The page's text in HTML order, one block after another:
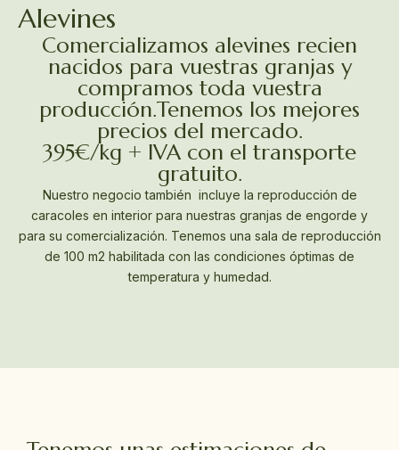
Alevines
Comercializamos alevines recien
nacidos para vuestras granjas y
compramos toda vuestra
producción.Tenemos los mejores
precios del mercado.
395€/kg + IVA con el transporte
gratuito.
Nuestro negocio también incluye la reproducción de
caracoles en interior para nuestras granjas de engorde y
para su comercialización. Tenemos una sala de reproducción
de 100 m2 habilitada con las condiciones óptimas de
temperatura y humedad.